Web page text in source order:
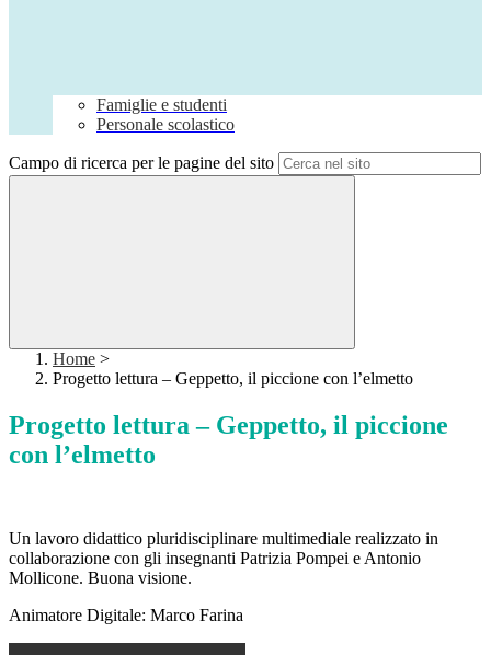
Famiglie e studenti
Personale scolastico
Campo di ricerca per le pagine del sito
Home >
Progetto lettura – Geppetto, il piccione con l’elmetto
Progetto lettura – Geppetto, il piccione
con l’elmetto
Un lavoro didattico pluridisciplinare multimediale realizzato in
collaborazione con gli insegnanti Patrizia Pompei e Antonio
Mollicone. Buona visione.
Animatore Digitale: Marco Farina